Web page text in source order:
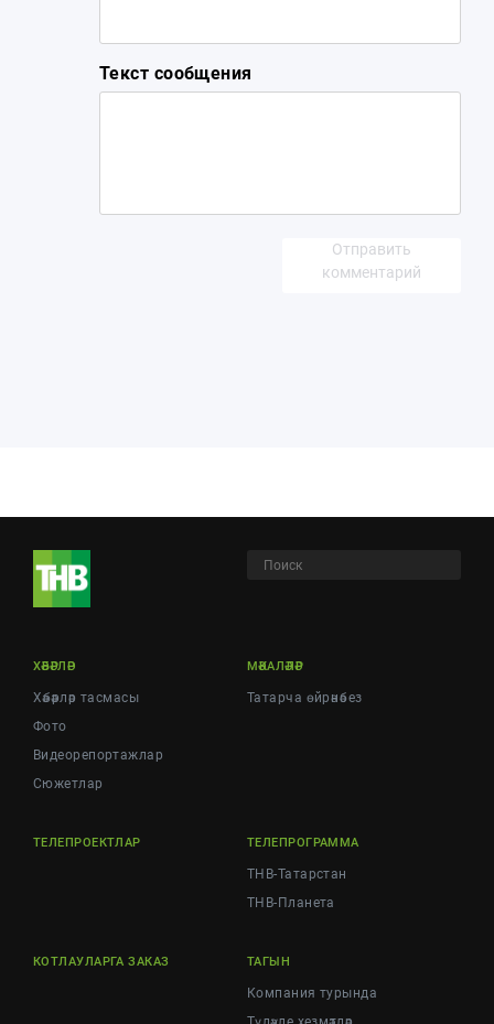
Текст сообщения
Отправить
комментарий
ХӘБӘРЛӘР
Хәбәрләр тасмасы
Фото
Видеорепортажлар
Cюжетлар
МӘКАЛӘЛӘР
Татарча өйрәнәбез
ТЕЛЕПРОЕКТЛАР ТЕЛЕПРОГРАММА
ТНВ-Татарстан
ТНВ-Планета
КОТЛАУЛАРГА ЗАКАЗ ТАГЫН
Компания турында